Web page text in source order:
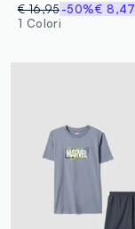
€ 16,95-50%€ 8,47
1 Colori